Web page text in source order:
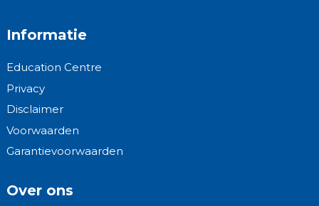
Informatie
Education Centre
Privacy
Disclaimer
Voorwaarden
Garantievoorwaarden
Over ons